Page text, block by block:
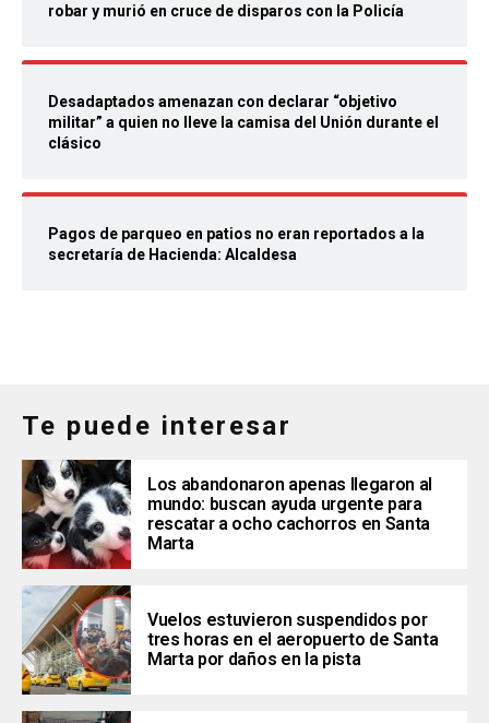
robar y murió en cruce de disparos con la Policía
Desadaptados amenazan con declarar “objetivo
militar” a quien no lleve la camisa del Unión durante el
clásico
Pagos de parqueo en patios no eran reportados a la
secretaría de Hacienda: Alcaldesa
Te puede interesar
Los abandonaron apenas llegaron al
mundo: buscan ayuda urgente para
rescatar a ocho cachorros en Santa
Marta
Vuelos estuvieron suspendidos por
tres horas en el aeropuerto de Santa
Marta por daños en la pista